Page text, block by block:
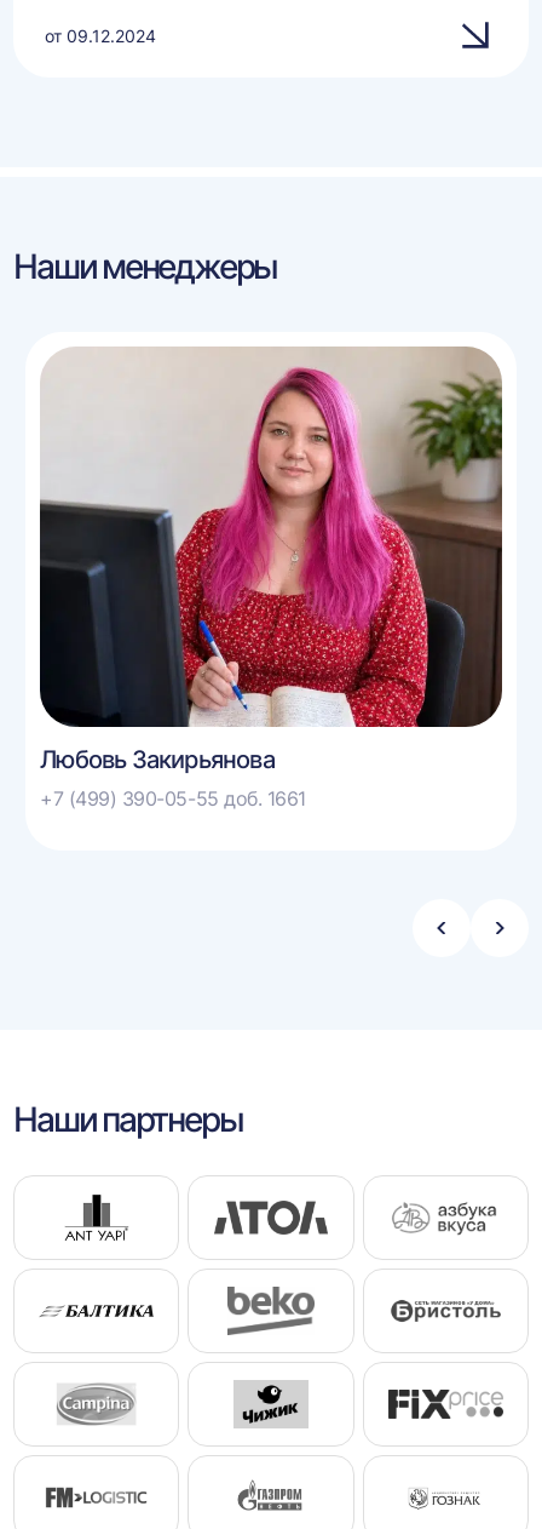
от 09.12.2024
Наши менеджеры
Любовь Закирьянова
+7 (499) 390-05-55 доб. 1661
Стрелка
Наши партнеры